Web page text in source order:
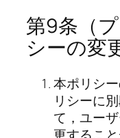
第9条（
シーの変
本ポリシ
リシーに
て，ユー